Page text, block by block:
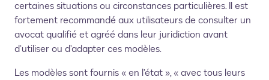
certaines situations ou circonstances particulières. Il est
fortement recommandé aux utilisateurs de consulter un
avocat qualifié et agréé dans leur juridiction avant
d’utiliser ou d’adapter ces modèles.
Les modèles sont fournis « en l’état », « avec tous leurs